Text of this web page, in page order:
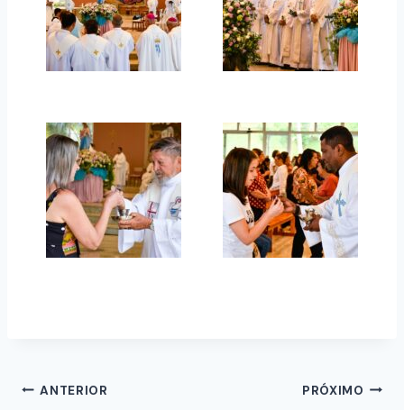
ANTERIOR PRÓXIMO